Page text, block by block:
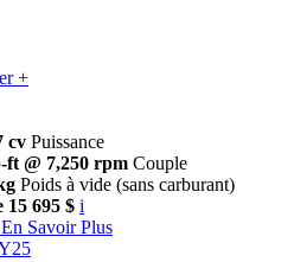
+
cv Puissance
ft @ 7,250 rpm Couple
Poids à vide (sans carburant)
695 $ i
En Savoir Plus